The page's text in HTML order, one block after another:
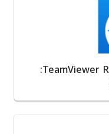
مراجعة تطبيق TeamViewer Remote Control: